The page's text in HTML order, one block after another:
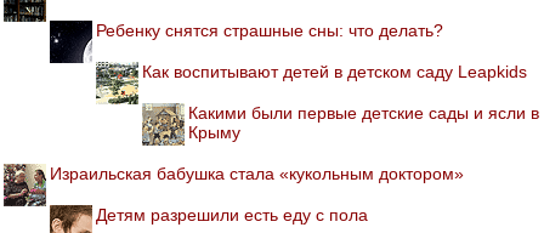
Ребенку снятся страшные сны: что делать?
Как воспитывают детей в детском саду Leapkids
Какими были первые детские сады и ясли в
Крыму
Израильская бабушка стала «кукольным доктором»
Детям разрешили есть еду с пола